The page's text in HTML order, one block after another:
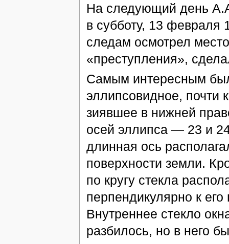
На следующий день
в субботу, 13 февраля
следам осмотрел
«преступления»,
Самым интересным
эллипсовидное, почти
зиявшее в нижней
осей эллипса — 23 и
длинная ось
поверхности земли.
по кругу стекла
перпендикулярно к его
Внутреннее стекло
разбилось, но в него